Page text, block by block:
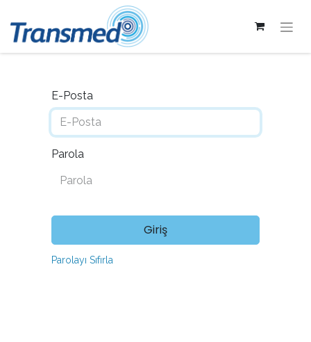
E-Posta
Parola
Giriş
Parolayı Sıfırla